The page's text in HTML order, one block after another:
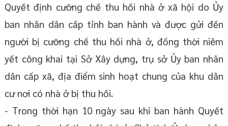
Quyết định cưỡng chế thu hồi nhà ở xã hội do Ủy
ban nhân dân cấp tỉnh ban hành và được gửi đến
người bị cưỡng chế thu hồi nhà ở, đồng thời niêm
yết công khai tại Sở Xây dựng, trụ sở Ủy ban nhân
dân cấp xã, địa điểm sinh hoạt chung của khu dân
cư nơi có nhà ở bị thu hồi.
- Trong thời hạn 10 ngày sau khi ban hành Quyết